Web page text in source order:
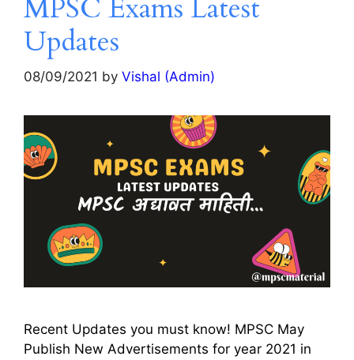
MPSC Exams Latest
Updates
08/09/2021 by Vishal (Admin)
Recent Updates you must know! MPSC May
Publish New Advertisements for year 2021 in